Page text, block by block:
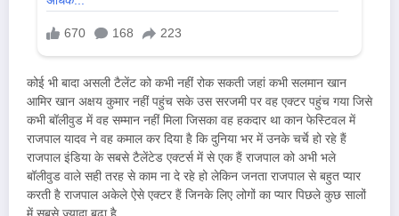
कोई भी बादा असली टैलेंट को कभी नहीं रोक सकती जहां कभी सलमान खान
आमिर खान अक्षय कुमार नहीं पहुंच सके उस सरजमी पर वह एक्टर पहुंच गया जिसे
कभी बॉलीवुड में वह सम्मान नहीं मिला जिसका वह हकदार था कान फेस्टिवल में
राजपाल यादव ने वह कमाल कर दिया है कि दुनिया भर में उनके चर्चे हो रहे हैं
राजपाल इंडिया के सबसे टैलेंटेड एक्टर्स में से एक हैं राजपाल को अभी भले
बॉलीवुड वाले सही तरह से काम ना दे रहे हो लेकिन जनता राजपाल से बहुत प्यार
करती है राजपाल अकेले ऐसे एक्टर हैं जिनके लिए लोगों का प्यार पिछले कुछ सालों